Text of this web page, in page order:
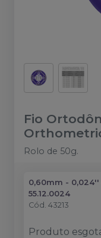
Fio
Rolo de 50g.
0,60mm - 0,024''
55.12.0024
Cód. 43213
Produto